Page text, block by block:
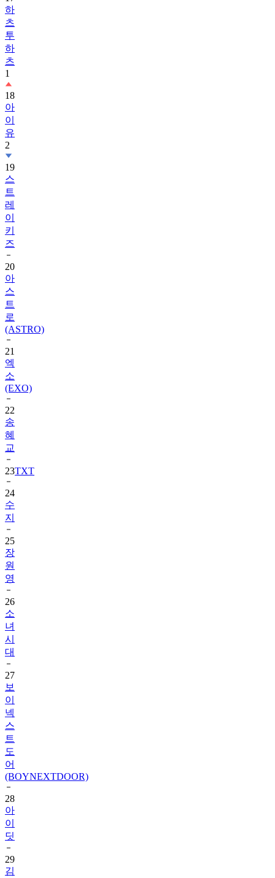
하
츠
투
하
츠
1
18
아
이
유
2
19
스
트
레
이
키
즈
20
아
스
트
로
(ASTRO)
21
엑
소
(EXO)
22
송
혜
교
23TXT
24
수
지
25
장
원
영
26
소
녀
시
대
27
보
이
넥
스
트
도
어
(BOYNEXTDOOR)
28
아
이
딧
29
김